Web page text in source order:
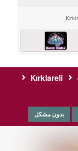
Kırklareli
بدون مشکل